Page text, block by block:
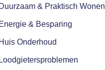
Duurzaam & Praktisch Wonen
Energie & Besparing
Huis Onderhoud
Loodgietersproblemen